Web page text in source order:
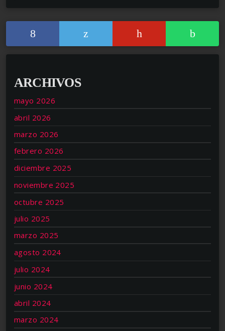
ARCHIVOS
mayo 2026
abril 2026
marzo 2026
febrero 2026
diciembre 2025
noviembre 2025
octubre 2025
julio 2025
marzo 2025
agosto 2024
julio 2024
junio 2024
abril 2024
marzo 2024